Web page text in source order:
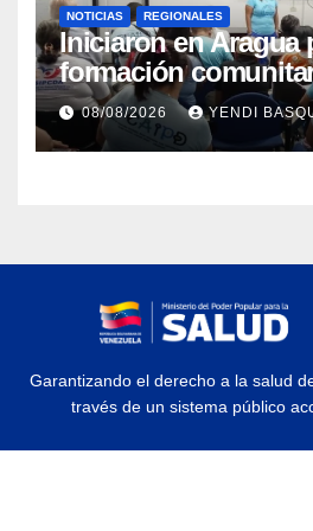
NOTICIAS REGIONALES
Iniciaron en Aragua
formación
atención a
discapacidad
08/08/2026 YENDI
Garantizando el derecho a la salud
través de un sistema público